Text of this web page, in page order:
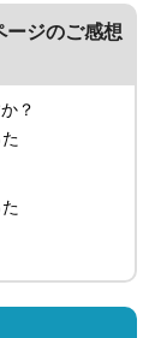
ージのご感想
？